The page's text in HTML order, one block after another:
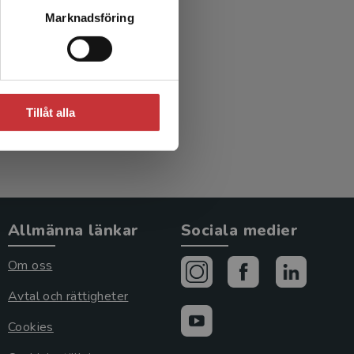
Marknadsföring
Tillåt alla
Allmänna länkar
Om oss
Avtal och rättigheter
Cookies
Sociala medier